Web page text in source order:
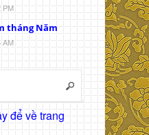
PM
tháng Năm
AM
để về trang